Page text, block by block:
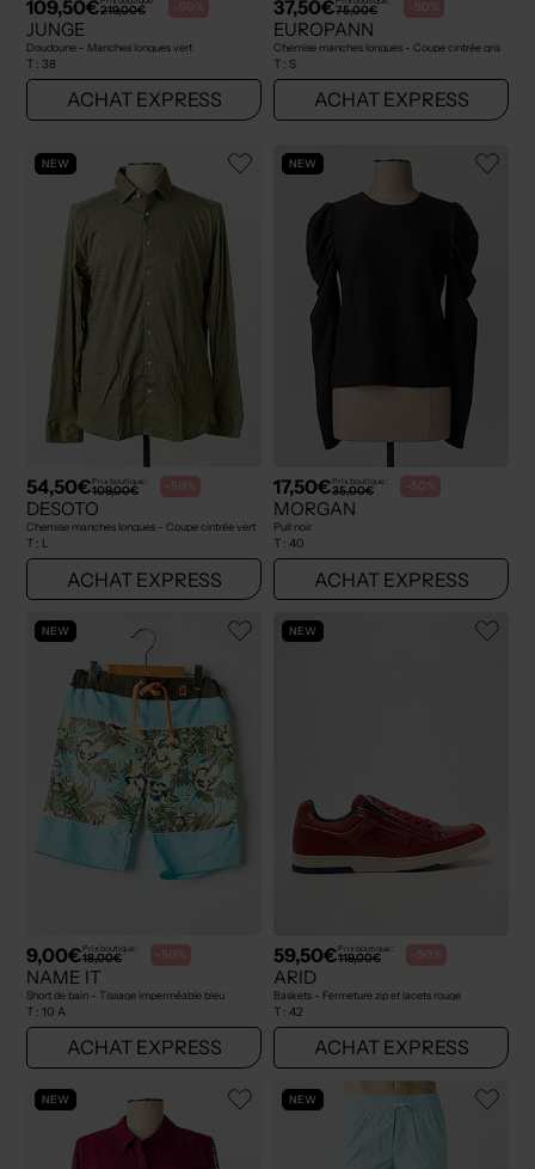
109,50€219,00€ -50%
JUNGE
Doudoune - Manches longues vert
T : 38
ACHAT EXPRESS
37,50€75,00€ -50%
EUROPANN
Chemise manches longues - Coupe cintrée gris
T : S
ACHAT EXPRESS
NEW
54,50€Prix boutique :
109,00€ -50%
DESOTO
Chemise manches longues - Coupe cintrée vert
T : L
ACHAT EXPRESS
NEW
17,50€Prix boutique :
35,00€ -50%
MORGAN
Pull noir
T : 40
ACHAT EXPRESS
NEW
9,00€Prix boutique :
18,00€ -50%
NAME IT
Short de bain - Tissage imperméable bleu
T : 10 A
ACHAT EXPRESS
NEW
59,50€Prix boutique :
119,00€ -50%
ARID
Baskets - Fermeture zip et lacets rouge
T : 42
ACHAT EXPRESS
NEW NEW